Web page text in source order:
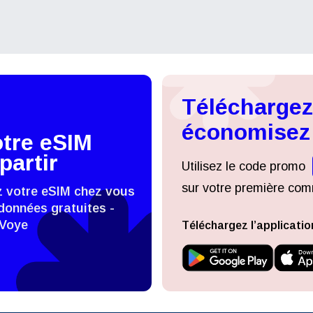
eSIM
eSIM chez vous
gratuites -
Utilisez le code promo
sur votre première
Téléchargez
Français
語 한국어
TWD - Nouveau Dollar De
Yen Japonais
- Baht Thaïlandais
- Roupiah Indonésienne AUD - Dollar Australien